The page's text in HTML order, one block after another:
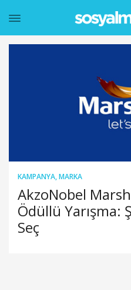
KAMPANYA,MARKA
AkzoNobel
Ödüllü Yarışma:
Seç